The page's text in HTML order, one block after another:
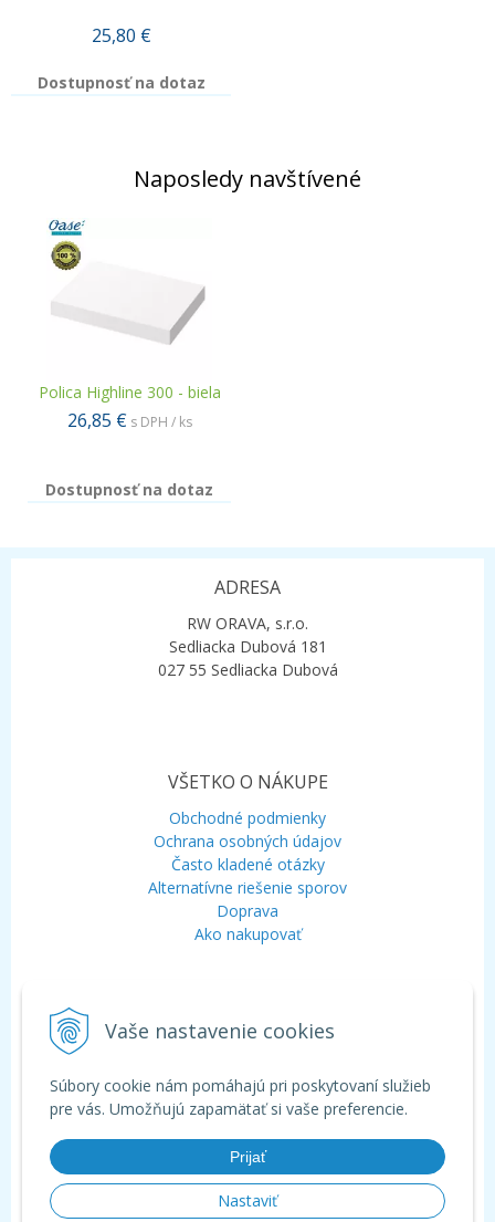
Vaše nastavenie cookies
Súbory cookie nám pomáhajú pri poskytovaní služieb
pre vás. Umožňujú zapamätať si vaše preferencie.
Prijať
Nastaviť
25,80 €
Dostupnosť na dotaz
Naposledy navštívené
Polica Highline 300 - biela
26,85 € s DPH / ks
Dostupnosť na dotaz
ADRESA
RW ORAVA, s.r.o.
Sedliacka Dubová 181
027 55 Sedliacka Dubová
VŠETKO O NÁKUPE
Obchodné podmienky
Ochrana osobných údajov
Často kladené otázky
Alternatívne riešenie sporov
Doprava
Ako nakupovať
Mobil:+421 948 120 323
Chat:WhatsApp
Chat:Viber